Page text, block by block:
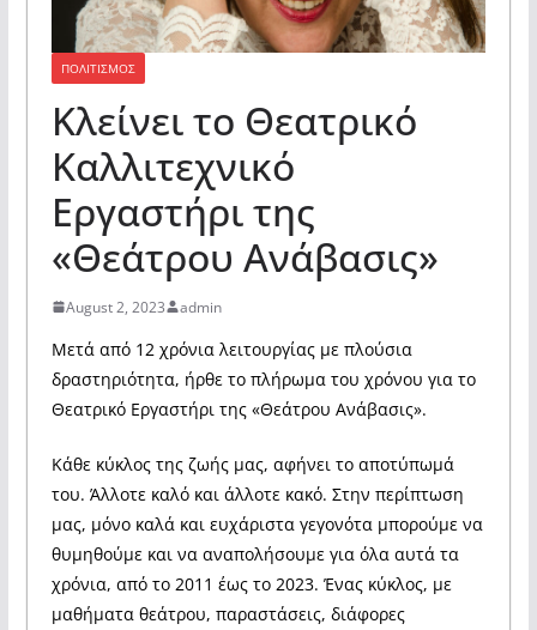
ΠΟΛΙΤΙΣΜΟΣ
Κλείνει το Θεατρικό
Καλλιτεχνικό
Εργαστήρι της
«Θεάτρου Ανάβασις»
August 2, 2023 admin
Μετά από 12 χρόνια λειτουργίας με πλούσια
δραστηριότητα, ήρθε το πλήρωμα του χρόνου για το
Θεατρικό Εργαστήρι της «Θεάτρου Ανάβασις».
Κάθε κύκλος της ζωής μας, αφήνει το αποτύπωμά
του. Άλλοτε καλό και άλλοτε κακό. Στην περίπτωση
μας, μόνο καλά και ευχάριστα γεγονότα μπορούμε να
θυμηθούμε και να αναπολήσουμε για όλα αυτά τα
χρόνια, από το 2011 έως το 2023. Ένας κύκλος, με
μαθήματα θεάτρου, παραστάσεις, διάφορες